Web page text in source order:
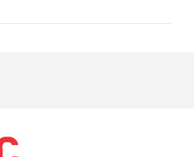
відносини з ФРН поставлять
становище, ніж те, в